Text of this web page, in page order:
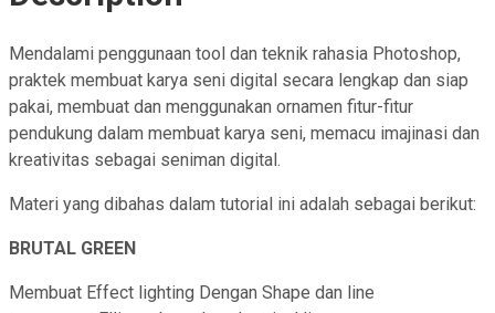
Mendalami penggunaan tool dan teknik rahasia Photoshop,
praktek membuat karya seni digital secara lengkap dan siap
pakai, membuat dan menggunakan ornamen fitur-fitur
pendukung dalam membuat karya seni, memacu imajinasi dan
kreativitas sebagai seniman digital.
Materi yang dibahas dalam tutorial ini adalah sebagai berikut:
BRUTAL GREEN
Membuat Effect lighting Dengan Shape dan line